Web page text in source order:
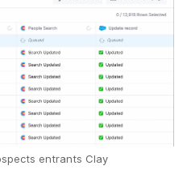
entrants Clay